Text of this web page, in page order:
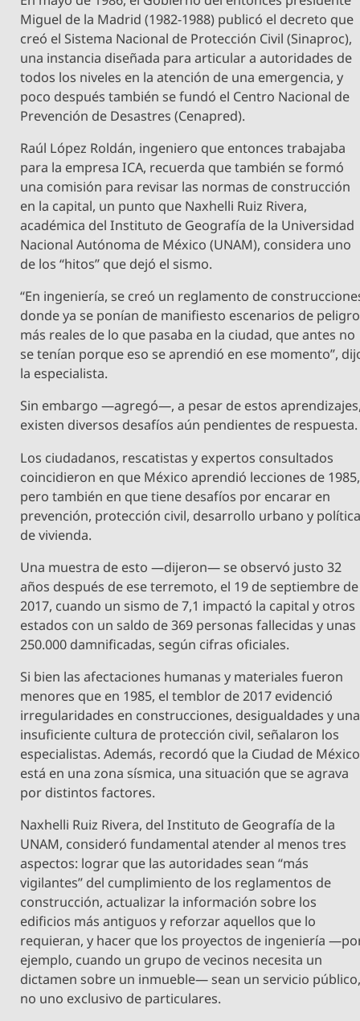
Miguel de la Madrid (1982-1988) publicó el decreto que
creó el Sistema Nacional de Protección Civil (Sinaproc),
una instancia diseñada para articular a autoridades de
todos los niveles en la atención de una emergencia, y
poco después también se fundó el Centro Nacional de
Prevención de Desastres (Cenapred).
Raúl López Roldán, ingeniero que entonces trabajaba
para la empresa ICA, recuerda que también se formó
una comisión para revisar las normas de construcción
en la capital, un punto que Naxhelli Ruiz Rivera,
académica del Instituto de Geografía de la Universidad
Nacional Autónoma de México (UNAM), considera uno
de los “hitos” que dejó el sismo.
“En ingeniería, se creó un reglamento de
donde ya se ponían de manifiesto escenarios de peligro
más reales de lo que pasaba en la ciudad, que antes no
se tenían porque eso se aprendió en ese momento”,
la especialista.
Sin embargo —agregó—, a pesar de estos
existen diversos desafíos aún pendientes de respuesta.
Los ciudadanos, rescatistas y expertos consultados
coincidieron en que México aprendió lecciones de 1985,
pero también en que tiene desafíos por encarar en
prevención, protección civil, desarrollo urbano y
de vivienda.
Una muestra de esto —dijeron— se observó justo 32
años después de ese terremoto, el 19 de septiembre de
2017, cuando un sismo de 7,1 impactó la capital y otros
estados con un saldo de 369 personas fallecidas y unas
250.000 damnificadas, según cifras oficiales.
Si bien las afectaciones humanas y materiales fueron
menores que en 1985, el temblor de 2017 evidenció
irregularidades en construcciones, desigualdades y una
insuficiente cultura de protección civil, señalaron los
especialistas. Además, recordó que la Ciudad de México
está en una zona sísmica, una situación que se agrava
por distintos factores.
Naxhelli Ruiz Rivera, del Instituto de Geografía de la
UNAM, consideró fundamental atender al menos tres
aspectos: lograr que las autoridades sean “más
vigilantes” del cumplimiento de los reglamentos de
construcción, actualizar la información sobre los
edificios más antiguos y reforzar aquellos que lo
requieran, y hacer que los proyectos de ingeniería
ejemplo, cuando un grupo de vecinos necesita un
dictamen sobre un inmueble— sean un servicio
no uno exclusivo de particulares.